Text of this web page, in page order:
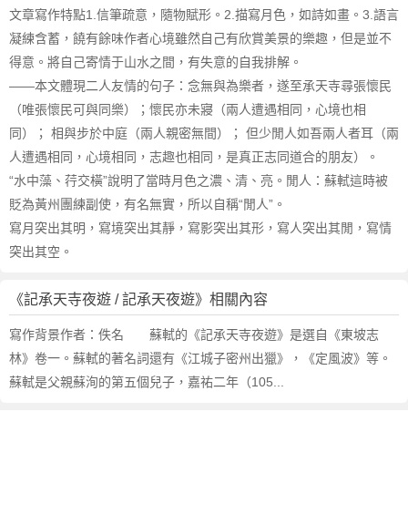
文章寫作特點1.信筆疏意，隨物賦形。2.描寫月色，如詩如畫。3.語言
凝練含蓄，饒有餘味作者心境雖然自己有欣賞美景的樂趣，但是並不
得意。將自己寄情于山水之間，有失意的自我排解。
——本文體現二人友情的句子：念無與為樂者，遂至承天寺尋張懷民
（唯張懷民可與同樂）；懷民亦未寢（兩人遭遇相同，心境也相
同）； 相與步於中庭（兩人親密無間）； 但少閒人如吾兩人者耳（兩
人遭遇相同，心境相同，志趣也相同，是真正志同道合的朋友）。
“水中藻、荇交橫”說明了當時月色之濃、清、亮。閒人：蘇軾這時被
貶為黃州團練副使，有名無實，所以自稱“閒人”。
寫月突出其明，寫境突出其靜，寫影突出其形，寫人突出其閒，寫情
突出其空。
《記承天寺夜遊 / 記承天夜遊》相關內容
寫作背景作者：佚名 蘇軾的《記承天寺夜遊》是選自《東坡志
林》卷一。蘇軾的著名詞還有《江城子密州出獵》，《定風波》等。
蘇軾是父親蘇洵的第五個兒子，嘉祐二年（105...